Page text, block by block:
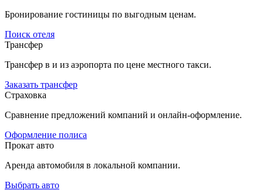
Бронирование гостиницы по выгодным ценам.
Поиск отеля
Трансфер
Трансфер в и из аэропорта по цене местного такси.
Заказать трансфер
Страховка
Сравнение предложений компаний и онлайн-оформление.
Оформление полиса
Прокат авто
Аренда автомобиля в локальной компании.
Выбрать авто